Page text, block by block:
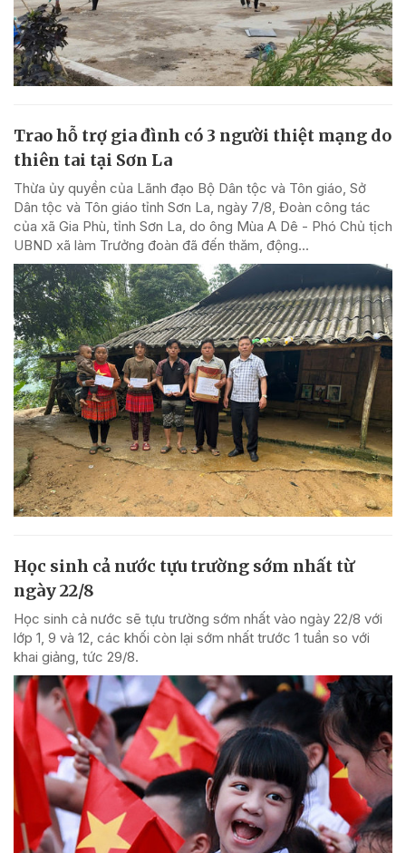
Trao hỗ trợ gia đình có 3 người thiệt mạng do
thiên tai tại Sơn La
Thừa ủy quyền của Lãnh đạo Bộ Dân tộc và Tôn giáo, Sở
Dân tộc và Tôn giáo tỉnh Sơn La, ngày 7/8, Đoàn công tác
của xã Gia Phù, tỉnh Sơn La, do ông Mùa A Dê - Phó Chủ tịch
UBND xã làm Trưởng đoàn đã đến thăm, động...
Học sinh cả nước tựu trường sớm nhất từ
ngày 22/8
Học sinh cả nước sẽ tựu trường sớm nhất vào ngày 22/8 với
lớp 1, 9 và 12, các khối còn lại sớm nhất trước 1 tuần so với
khai giảng, tức 29/8.